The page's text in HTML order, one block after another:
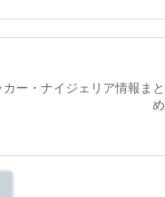
カー・ナイジェリア情報まと
め